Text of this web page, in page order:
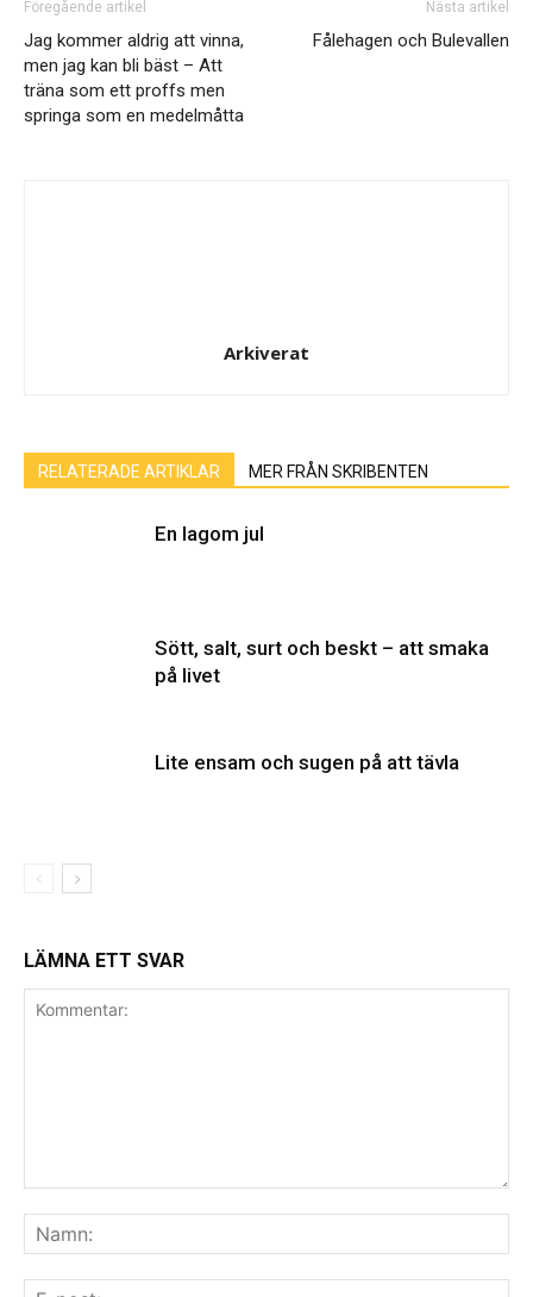
Föregående artikel
Jag kommer aldrig att vinna,
men jag kan bli bäst – Att
träna som ett proffs men
springa som en medelmåtta
Nästa artikel
Fålehagen och Bulevallen
Arkiverat
RELATERADE ARTIKLAR MER FRÅN SKRIBENTEN
En lagom jul
Sött, salt, surt och beskt – att smaka
på livet
Lite ensam och sugen på att tävla
LÄMNA ETT SVAR